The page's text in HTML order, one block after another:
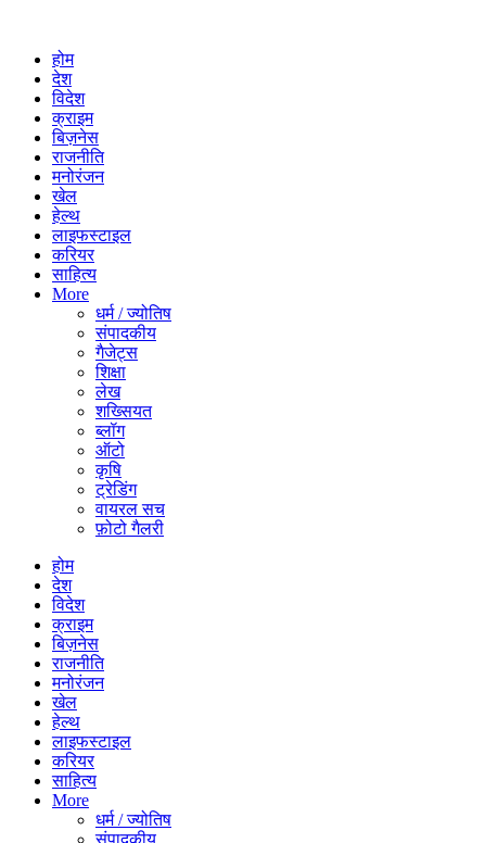
होम
देश
विदेश
क्राइम
बिज़नेस
राजनीति
मनोरंजन
खेल
हेल्थ
लाइफस्टाइल
करियर
साहित्य
More
धर्म / ज्योतिष
संपादकीय
गैजेट्स
शिक्षा
लेख
शख्सियत
ब्लॉग
ऑटो
कृषि
ट्रेडिंग
वायरल सच
फ़ोटो गैलरी
होम
देश
विदेश
क्राइम
बिज़नेस
राजनीति
मनोरंजन
खेल
हेल्थ
लाइफस्टाइल
करियर
साहित्य
More
धर्म / ज्योतिष
संपादकीय